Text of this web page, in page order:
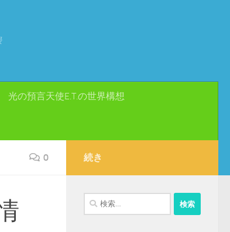
光の預言天使E.T.の世界構想
0 続き
検
索: